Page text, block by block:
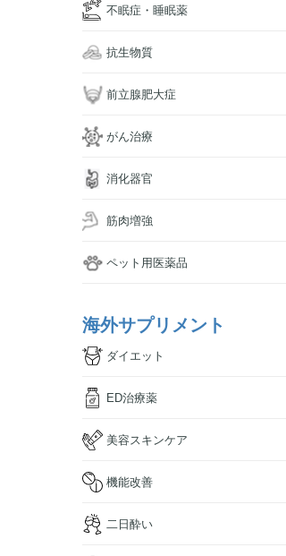
不眠症・睡眠薬
抗生物質
前立腺肥大症
がん治療
消化器官
筋肉増強
ペット用医薬品
海外サプリメント
ダイエット
ED治療薬
美容スキンケア
機能改善
二日酔い